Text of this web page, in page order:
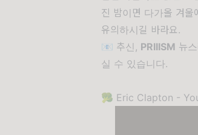
진 밤이면 다가올 겨울
유의하시길 바라요.
📧 추신, PRIIISM 뉴
실 수 있습니다.
🥦 Eric Clapton -